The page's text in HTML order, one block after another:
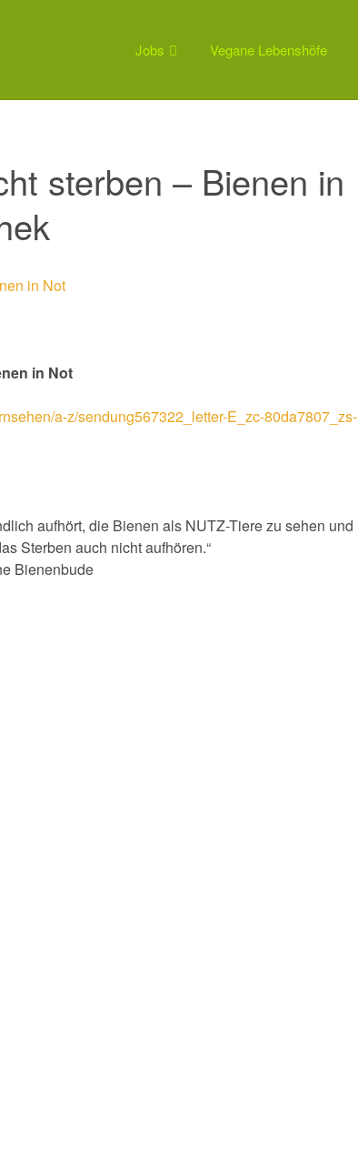
Jobs Vegane Lebenshöfe
sterben – Bienen in
in Not
a-z/sendung567322_letter-E_zc-80da7807_zs-
aufhört, die Bienen als NUTZ-Tiere zu sehen und
Sterben auch nicht aufhören.“
Bienenbude